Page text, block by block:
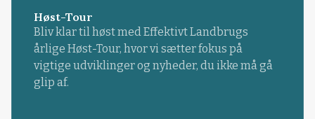
Høst-Tour
Bliv klar til høst med Effektivt Landbrugs
årlige Høst-Tour, hvor vi sætter fokus på
vigtige udviklinger og nyheder, du ikke må gå
glip af.